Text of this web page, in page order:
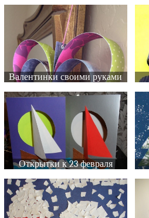
Валентинки своими руками
Открытки к 23 февраля